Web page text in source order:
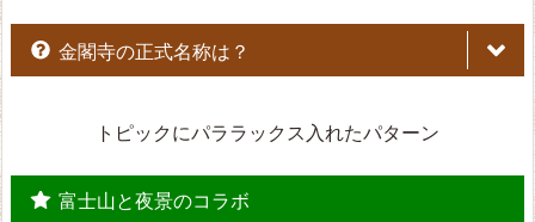
金閣寺の正式名称は？
トピックにパララックス入れたパターン
富士山と夜景のコラボ